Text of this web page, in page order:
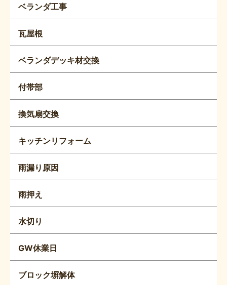
ベランダ工事
瓦屋根
ベランダデッキ材交換
付帯部
換気扇交換
キッチンリフォーム
雨漏り原因
雨押え
水切り
GW休業日
ブロック塀解体